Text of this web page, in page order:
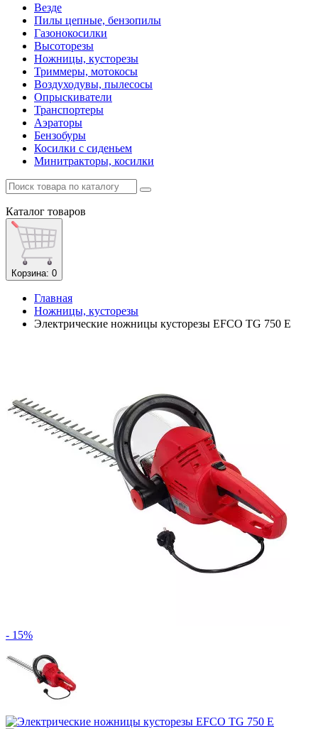
Везде
Пилы цепные, бензопилы
Газонокосилки
Высоторезы
Ножницы, кусторезы
Триммеры, мотокосы
Воздуходувы, пылесосы
Опрыскиватели
Транспортеры
Аэраторы
Бензобуры
Косилки с сиденьем
Минитракторы, косилки
Каталог товаров
Корзина: 0
Главная
Ножницы, кусторезы
Электрические ножницы кусторезы EFCO TG 750 E
- 15%